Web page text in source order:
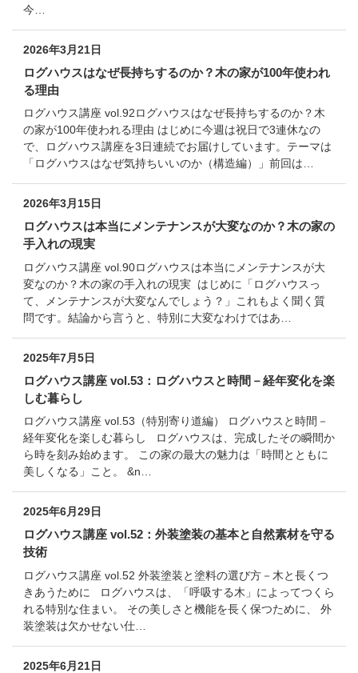
今…
2026年3月21日
ログハウスはなぜ長持ちするのか？木の家が100年使われ
る理由
ログハウス講座 vol.92ログハウスはなぜ長持ちするのか？木
の家が100年使われる理由 はじめに今週は祝日で3連休なの
で、ログハウス講座を3日連続でお届けしています。テーマは
「ログハウスはなぜ気持ちいいのか（構造編）」前回は…
2026年3月15日
ログハウスは本当にメンテナンスが大変なのか？木の家の
手入れの現実
ログハウス講座 vol.90ログハウスは本当にメンテナンスが大
変なのか？木の家の手入れの現実 はじめに「ログハウスっ
て、メンテナンスが大変なんでしょう？」これもよく聞く質
問です。結論から言うと、特別に大変なわけではあ…
2025年7月5日
ログハウス講座 vol.53：ログハウスと時間－経年変化を楽
しむ暮らし
ログハウス講座 vol.53（特別寄り道編） ログハウスと時間－
経年変化を楽しむ暮らし ログハウスは、完成したその瞬間か
ら時を刻み始めます。 この家の最大の魅力は「時間とともに
美しくなる」こと。 &n…
2025年6月29日
ログハウス講座 vol.52：外装塗装の基本と自然素材を守る
技術
ログハウス講座 vol.52 外装塗装と塗料の選び方－木と長くつ
きあうために ログハウスは、「呼吸する木」によってつくら
れる特別な住まい。 その美しさと機能を長く保つために、 外
装塗装は欠かせない仕…
2025年6月21日